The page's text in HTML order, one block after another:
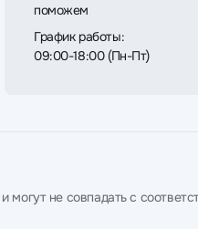
поможем
График работы:
09:00-18:00 (Пн-Пт)
могут не совпадать с